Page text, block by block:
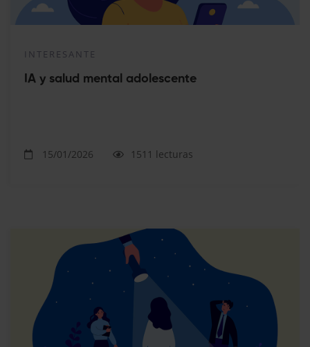
INTERESANTE
IA y salud mental adolescente
15/01/2026 1511 lecturas